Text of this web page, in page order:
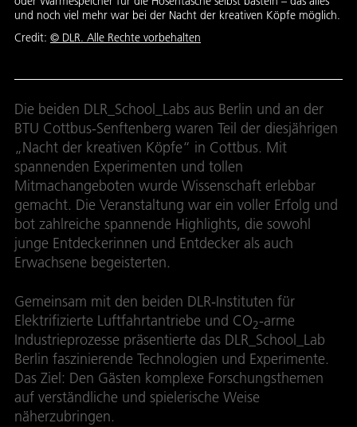
und noch viel mehr war bei der Nacht der kreativen Köpfe möglich.
Credit: © DLR. Alle Rechte vorbehalten
Die beiden DLR_School_Labs aus Berlin und an der
BTU Cottbus-Senftenberg waren Teil der diesjährigen
„Nacht der kreativen Köpfe“ in Cottbus. Mit
spannenden Experimenten und tollen
Mitmachangeboten wurde Wissenschaft erlebbar
gemacht. Die Veranstaltung war ein voller Erfolg und
bot zahlreiche spannende Highlights, die sowohl
junge Entdeckerinnen und Entdecker als auch
Erwachsene begeisterten.
Gemeinsam mit den beiden DLR-Instituten für
Elektrifizierte Luftfahrtantriebe und CO2-arme
Industrieprozesse präsentierte das DLR_School_Lab
Berlin faszinierende Technologien und Experimente.
Das Ziel: Den Gästen komplexe Forschungsthemen
auf verständliche und spielerische Weise
näherzubringen.